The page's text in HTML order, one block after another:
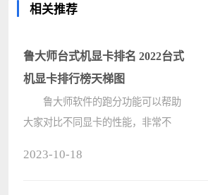
相关推荐
鲁大师台式机显卡排名 2022台式
机显卡排行榜天梯图
鲁大师软件的跑分功能可以帮助
大家对比不同显卡的性能，非常不
2023-10-18